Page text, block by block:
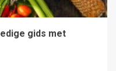
gids met